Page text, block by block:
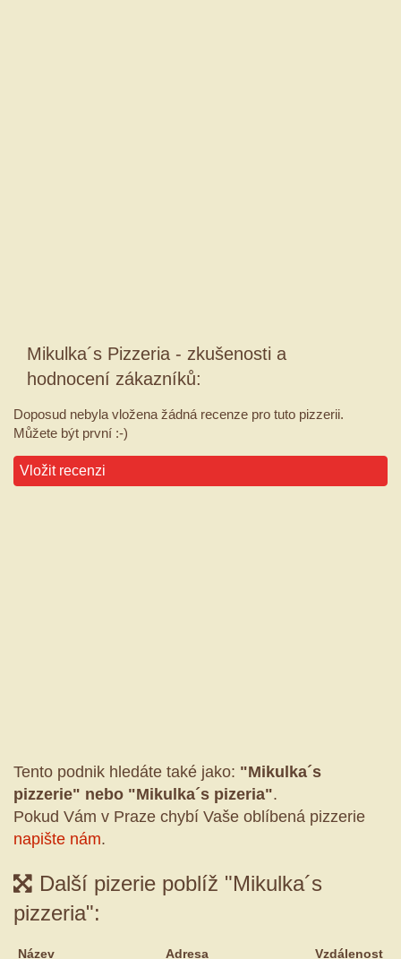
Mikulka´s Pizzeria - zkušenosti a
hodnocení zákazníků:
Doposud nebyla vložena žádná recenze pro tuto pizzerii.
Můžete být první :-)
Vložit recenzi
Tento podnik hledáte také jako: "Mikulka´s
pizzerie" nebo "Mikulka´s pizeria".
Pokud Vám v Praze chybí Vaše oblíbená pizzerie
napište nám.
Další pizerie poblíž "Mikulka´s
pizzeria":
Název Adresa
Vzdálenost